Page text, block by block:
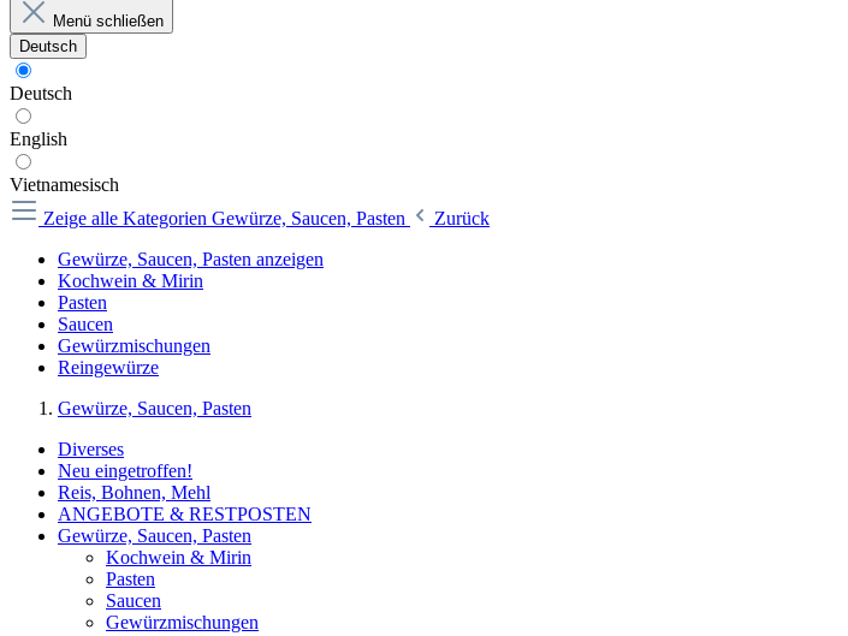
Menü schließen
Deutsch
Deutsch
English
Vietnamesisch
Zeige alle Kategorien Gewürze, Saucen, Pasten
Zurück
Gewürze, Saucen, Pasten anzeigen
Kochwein & Mirin
Pasten
Saucen
Gewürzmischungen
Reingewürze
Gewürze, Saucen, Pasten
Diverses
Neu eingetroffen!
Reis, Bohnen, Mehl
ANGEBOTE & RESTPOSTEN
Gewürze, Saucen, Pasten
Kochwein & Mirin
Pasten
Saucen
Gewürzmischungen